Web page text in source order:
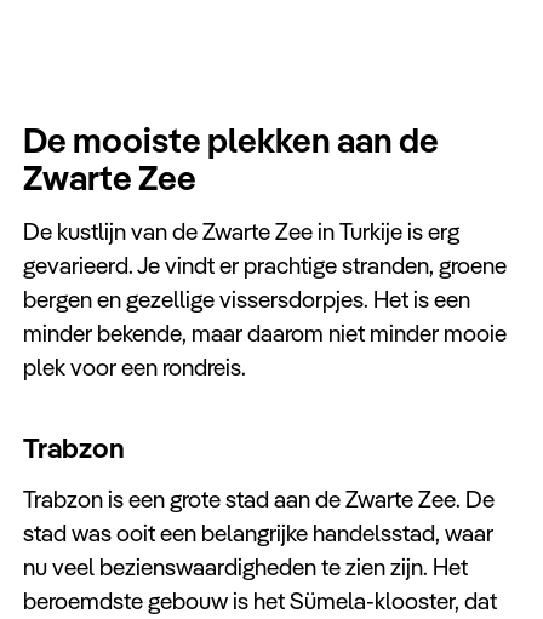
De mooiste plekken aan de
Zwarte Zee
De kustlijn van de Zwarte Zee in Turkije is erg
gevarieerd. Je vindt er prachtige stranden, groene
bergen en gezellige vissersdorpjes. Het is een
minder bekende, maar daarom niet minder mooie
plek voor een rondreis.
Trabzon
Trabzon is een grote stad aan de Zwarte Zee. De
stad was ooit een belangrijke handelsstad, waar
nu veel bezienswaardigheden te zien zijn. Het
beroemdste gebouw is het Sümela-klooster, dat